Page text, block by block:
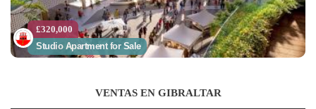
£320,000
Studio Apartment for Sale
VENTAS EN GIBRALTAR